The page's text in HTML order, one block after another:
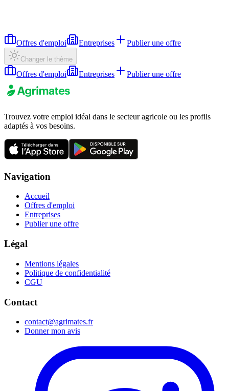
Offres d'emploi Entreprises Publier une offre
Changer le thème
Offres d'emploi Entreprises Publier une offre
Trouvez votre emploi idéal dans le secteur agricole ou les profils
adaptés à vos besoins.
Navigation
Accueil
Offres d'emploi
Entreprises
Publier une offre
Légal
Mentions légales
Politique de confidentialité
CGU
Contact
contact@agrimates.fr
Donner mon avis